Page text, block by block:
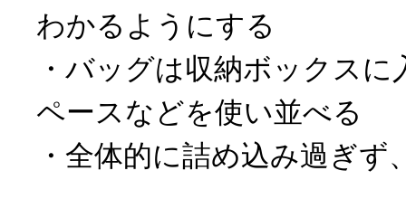
わかるようにする
・バッグは収納ボックス
ペースなどを使い並べる
・全体的に詰め込み過ぎず